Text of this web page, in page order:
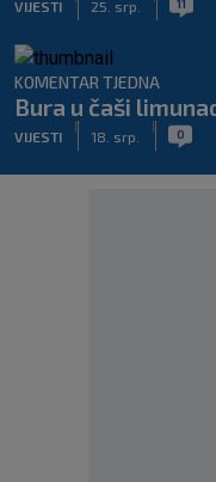
VIJESTI 25. srp. 11
KOMENTAR TJEDNA
Bura u čaši
VIJESTI 18. srp. 0